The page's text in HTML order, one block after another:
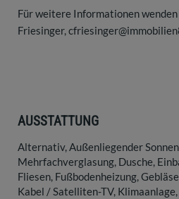
Für weitere Informationen
Friesinger,
AUSSTATTUNG
Alternativ Außenliegender
Mehrfachverglasung Dusche
Fliesen Fußbodenheizung
Kabel / Satelliten-TV Klimaanlage